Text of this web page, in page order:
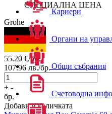
СПЕЦИАЛНА ЦЕНА
Grohe
55.20 €/бр.
107.96 лв./бр.
+ -
бр.
Добави в количката
Кариери
Органи на
Общи събрания
Счетоводна